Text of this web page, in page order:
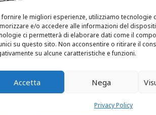
fornire le migliori esperienze, utilizziamo tecnologie
e/o accedere alle informazioni del
ci permetterà di elaborare dati come il
su questo sito. Non acconsentire o ritirare il
su alcune caratteristiche e funzioni.
Accetta Nega
Privacy Policy
le
paradiso affascina i
del Parco del Benessere
Novaro” di Costarainera
Un tempo parco degli ex